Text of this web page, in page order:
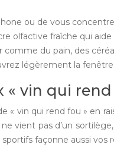
ou de vous
olfactive fraîche qui
comme du pain, des
légèrement la fenêtre
vin qui rend
vin qui rend fou » en
vient pas d’un
façonne aussi vos